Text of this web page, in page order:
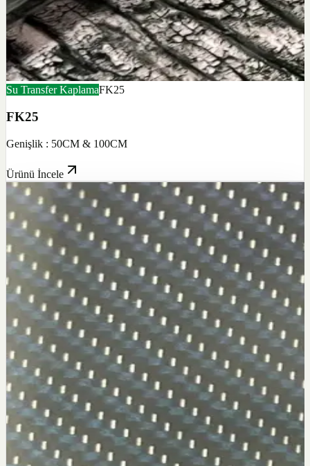
Su Transfer KaplamaFK25
FK25
Genişlik : 50CM & 100CM
Ürünü İncele